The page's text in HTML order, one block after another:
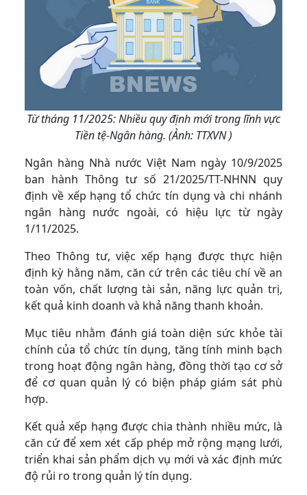
Từ tháng 11/2025: Nhiều quy định mới trong lĩnh vực
Tiền tệ-Ngân hàng. (Ảnh: TTXVN )
Ngân hàng Nhà nước Việt Nam ngày 10/9/2025
ban hành Thông tư số 21/2025/TT-NHNN quy
định về xếp hạng tổ chức tín dụng và chi nhánh
ngân hàng nước ngoài, có hiệu lực từ ngày
1/11/2025.
Theo Thông tư, việc xếp hạng được thực hiện
định kỳ hằng năm, căn cứ trên các tiêu chí về an
toàn vốn, chất lượng tài sản, năng lực quản trị,
kết quả kinh doanh và khả năng thanh khoản.
Mục tiêu nhằm đánh giá toàn diện sức khỏe tài
chính của tổ chức tín dụng, tăng tính minh bạch
trong hoạt động ngân hàng, đồng thời tạo cơ sở
để cơ quan quản lý có biện pháp giám sát phù
hợp.
Kết quả xếp hạng được chia thành nhiều mức, là
căn cứ để xem xét cấp phép mở rộng mạng lưới,
triển khai sản phẩm dịch vụ mới và xác định mức
độ rủi ro trong quản lý tín dụng.